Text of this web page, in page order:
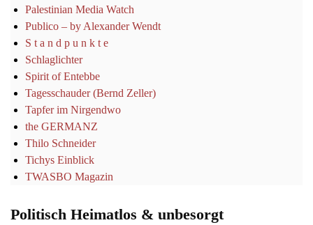
Palestinian Media Watch
Publico – by Alexander Wendt
S t a n d p u n k t e
Schlaglichter
Spirit of Entebbe
Tagesschauder (Bernd Zeller)
Tapfer im Nirgendwo
the GERMANZ
Thilo Schneider
Tichys Einblick
TWASBO Magazin
Politisch Heimatlos & unbesorgt